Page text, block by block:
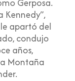
Kennedy”,
apartó del
condujo
años,
Montaña